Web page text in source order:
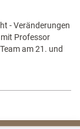
- Veränderungen
Professor
am 21. und